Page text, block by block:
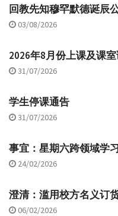
回教先知穆罕默德诞辰
03/08/2026
2026年8月份上课及课
31/07/2026
学生停课通告
31/07/2026
事宜：星期六跨领域学
24/02/2026
澄清：滥用校方名义订
06/02/2026